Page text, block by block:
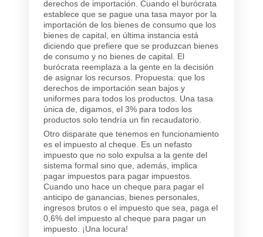
derechos de importación. Cuando el burócrata
establece que se pague una tasa mayor por la
importación de los bienes de consumo que los
bienes de capital, en última instancia está
diciendo que prefiere que se produzcan bienes
de consumo y no bienes de capital. El
burócrata reemplaza a la gente en la decisión
de asignar los recursos. Propuesta: que los
derechos de importación sean bajos y
uniformes para todos los productos. Una tasa
única de, digamos, el 3% para todos los
productos solo tendría un fin recaudatorio.
Otro disparate que tenemos en funcionamiento
es el impuesto al cheque. Es un nefasto
impuesto que no solo expulsa a la gente del
sistema formal sino que, además, implica
pagar impuestos para pagar impuestos.
Cuando uno hace un cheque para pagar el
anticipo de ganancias, bienes personales,
ingresos brutos o el impuesto que sea, paga el
0,6% del impuesto al cheque para pagar un
impuesto. ¡Una locura!